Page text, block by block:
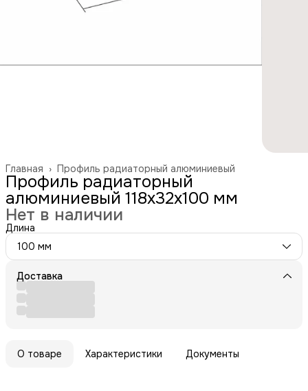
Профиль радиаторный алюминиевый
Главная ›
Профиль радиаторный
алюминиевый 118х32х100 мм
Нет в наличии
Длина
100 мм
Доставка
О товаре Характеристики Документы